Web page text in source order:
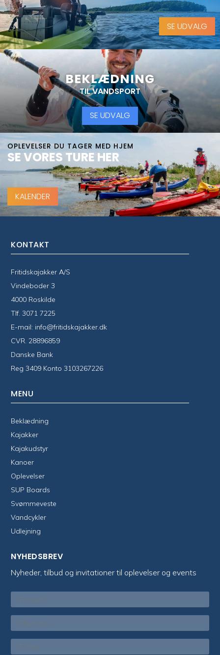
SE UDVALG
BEKLÆDNING
TIL VANDSPORT
SE UDVALG
OPLEVELSER DU TAGER MED HJEM
SE VORES TURE HER
KALENDER
KONTAKT
Fritidskajakker A/S
Vindeboder 3
4000 Roskilde
Tlf.3071 7225
E-mail: info@fritidskajakker.dk
CVR. 28896859
Danske Bank
Reg 3409 Konto 3103267226
MENU
Beklædning
Kajakker
Kajakudstyr
Kanoer
Oplevelser
SUP Boards
Svømmeveste
Vandcykler
Udlejning
NYHEDSBREV
Nyheder, tilbud og invitationer til oplevelser og events